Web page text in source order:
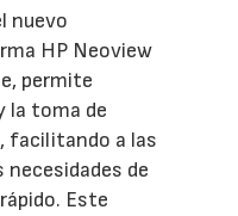
nuevo
HP Neoview
permite
la toma de
facilitando a las
necesidades de
Este